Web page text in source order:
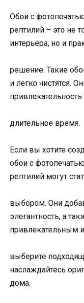
Обои с
рептилий – это не
интерьера, но и
решение. Такие
и легко чистятся.
привлекательность
длительное время.
Если вы хотите
обои с
рептилий могут
выбором. Они
элегантность, а
привлекательным
выберите
наслаждайтесь
дома.